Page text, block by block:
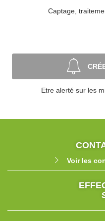
Captage,
Etre alerté sur les
Voir les